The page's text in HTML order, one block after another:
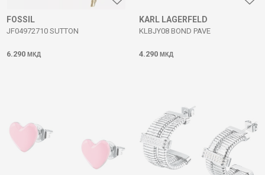
FOSSIL
JF04972710 SUTTON
6.290 МКД
KARL LAGERFELD
KLBJY08 BOND PAVE
4.290 МКД